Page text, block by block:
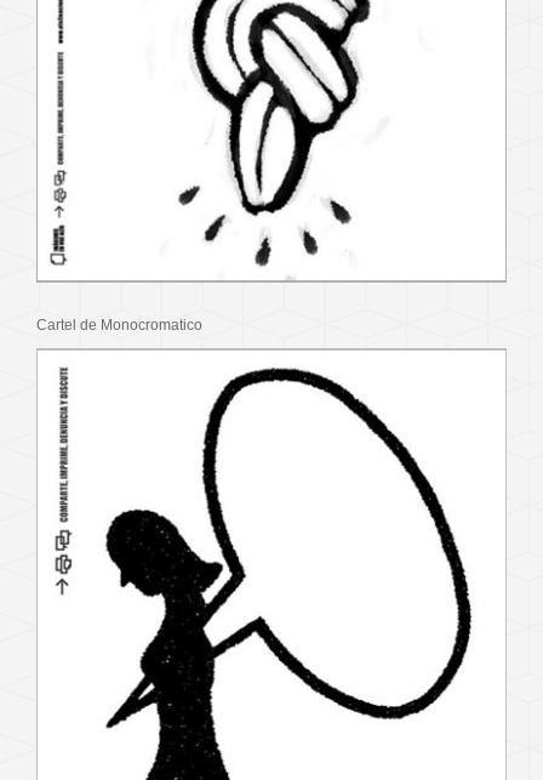
Cartel de Monocromatico